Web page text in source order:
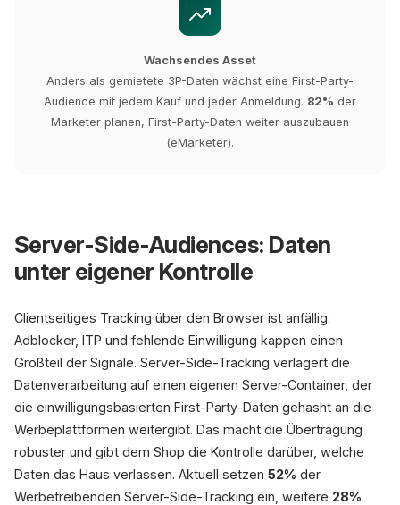
Wachsendes Asset
Anders als gemietete 3P-Daten wächst eine First-Party-
Audience mit jedem Kauf und jeder Anmeldung. 82% der
Marketer planen, First-Party-Daten weiter auszubauen
(eMarketer).
Server-Side-Audiences: Daten
unter eigener Kontrolle
Clientseitiges Tracking über den Browser ist anfällig:
Adblocker, ITP und fehlende Einwilligung kappen einen
Großteil der Signale. Server-Side-Tracking verlagert die
Datenverarbeitung auf einen eigenen Server-Container, der
die einwilligungsbasierten First-Party-Daten gehasht an die
Werbeplattformen weitergibt. Das macht die Übertragung
robuster und gibt dem Shop die Kontrolle darüber, welche
Daten das Haus verlassen. Aktuell setzen 52% der
Werbetreibenden Server-Side-Tracking ein, weitere 28%